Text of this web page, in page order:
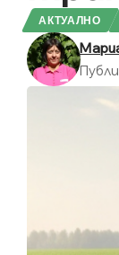
АКТУАЛНО